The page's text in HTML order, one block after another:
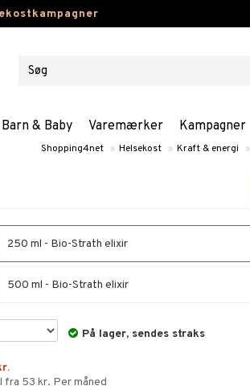
& Baby Varemærker Kampagner
Shopping4net » Helsekost » Kraft & energi »
250 ml - Bio-Strath elixir
500 ml - Bio-Strath elixir
På lager, sendes straks
fra 53 kr. Per måned